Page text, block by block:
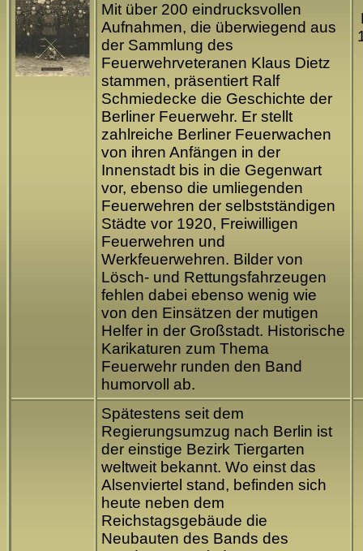
Mit über 200 eindrucksvollen
Aufnahmen, die überwiegend aus
der Sammlung des
Feuerwehrveteranen Klaus Dietz
stammen, präsentiert Ralf
Schmiedecke die Geschichte der
Berliner Feuerwehr. Er stellt
zahlreiche Berliner Feuerwachen
von ihren Anfängen in der
Innenstadt bis in die Gegenwart
vor, ebenso die umliegenden
Feuerwehren der selbstständigen
Städte vor 1920, Freiwilligen
Feuerwehren und
Werkfeuerwehren. Bilder von
Lösch- und Rettungsfahrzeugen
fehlen dabei ebenso wenig wie
von den Einsätzen der mutigen
Helfer in der Großstadt. Historische
Karikaturen zum Thema
Feuerwehr runden den Band
humorvoll ab.
Spätestens seit dem
Regierungsumzug nach Berlin ist
der einstige Bezirk Tiergarten
weltweit bekannt. Wo einst das
Alsenviertel stand, befinden sich
heute neben dem
Reichstagsgebäude die
Neubauten des Bands des